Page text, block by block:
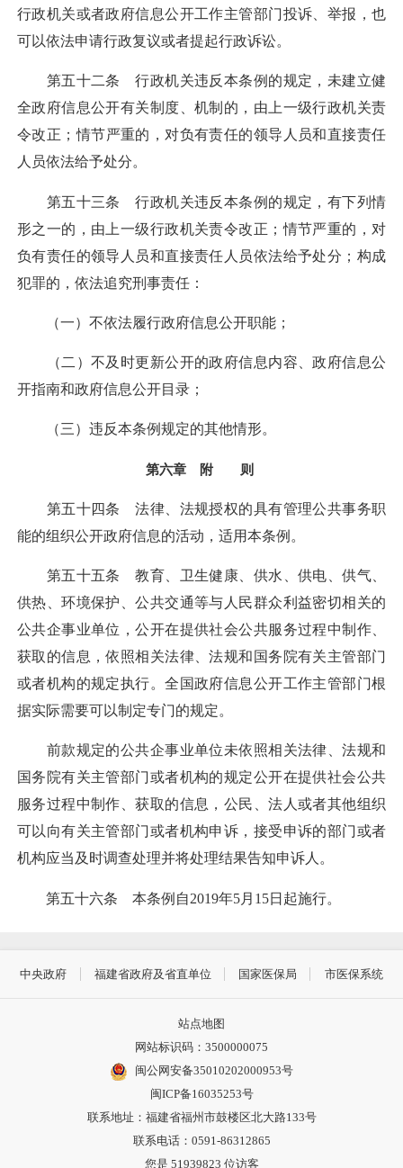
行政机关或者政府信息公开工作主管部门投诉、举报，也
可以依法申请行政复议或者提起行政诉讼。
第五十二条 行政机关违反本条例的规定，未建立健
全政府信息公开有关制度、机制的，由上一级行政机关责
令改正；情节严重的，对负有责任的领导人员和直接责任
人员依法给予处分。
第五十三条 行政机关违反本条例的规定，有下列情
形之一的，由上一级行政机关责令改正；情节严重的，对
负有责任的领导人员和直接责任人员依法给予处分；构成
犯罪的，依法追究刑事责任：
（一）不依法履行政府信息公开职能；
（二）不及时更新公开的政府信息内容、政府信息公
开指南和政府信息公开目录；
（三）违反本条例规定的其他情形。
第六章 附 则
第五十四条 法律、法规授权的具有管理公共事务职
能的组织公开政府信息的活动，适用本条例。
第五十五条 教育、卫生健康、供水、供电、供气、
供热、环境保护、公共交通等与人民群众利益密切相关的
公共企事业单位，公开在提供社会公共服务过程中制作、
获取的信息，依照相关法律、法规和国务院有关主管部门
或者机构的规定执行。全国政府信息公开工作主管部门根
据实际需要可以制定专门的规定。
前款规定的公共企事业单位未依照相关法律、法规和
国务院有关主管部门或者机构的规定公开在提供社会公共
服务过程中制作、获取的信息，公民、法人或者其他组织
可以向有关主管部门或者机构申诉，接受申诉的部门或者
机构应当及时调查处理并将处理结果告知申诉人。
第五十六条 本条例自2019年5月15日起施行。
中央政府 福建省政府及省直单位 国家医保局 市医保系统
站点地图
网站标识码：3500000075
闽公网安备35010202000953号
闽ICP备16035253号
联系地址：福建省福州市鼓楼区北大路133号
联系电话：0591-86312865
您是 51939823 位访客